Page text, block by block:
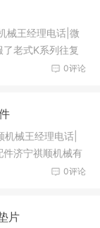
械王经理电话|微
老式K系列往复
带外附和阻燃环
0评论
械王经理电话|
济宁祺顺机械有
雾泵配件，无锡
0评论
片